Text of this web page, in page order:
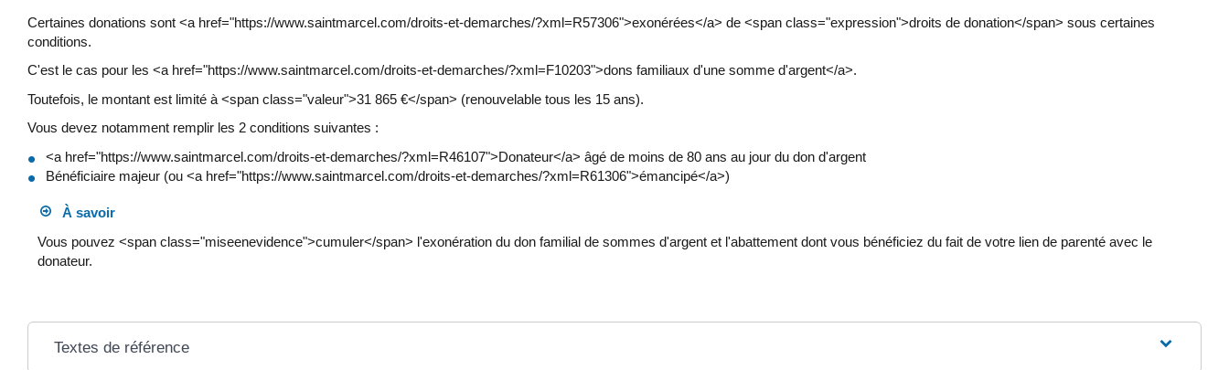
Certaines donations sont <a href="https://www.saintmarcel.com/droits-et-demarches/?xml=R57306">exonérées</a> de <span class="expression">droits de donation</span> sous certaines
conditions.
C'est le cas pour les <a href="https://www.saintmarcel.com/droits-et-demarches/?xml=F10203">dons familiaux d'une somme d'argent</a>.
Toutefois, le montant est limité à <span class="valeur">31 865 €</span> (renouvelable tous les 15 ans).
Vous devez notamment remplir les 2 conditions suivantes :
<a href="https://www.saintmarcel.com/droits-et-demarches/?xml=R46107">Donateur</a> âgé de moins de 80 ans au jour du don d'argent
Bénéficiaire majeur (ou <a href="https://www.saintmarcel.com/droits-et-demarches/?xml=R61306">émancipé</a>)
À savoir
Vous pouvez <span class="miseenevidence">cumuler</span> l'exonération du don familial de sommes d'argent et l'abattement dont vous bénéficiez du fait de votre lien de parenté avec le
donateur.
Textes de référence